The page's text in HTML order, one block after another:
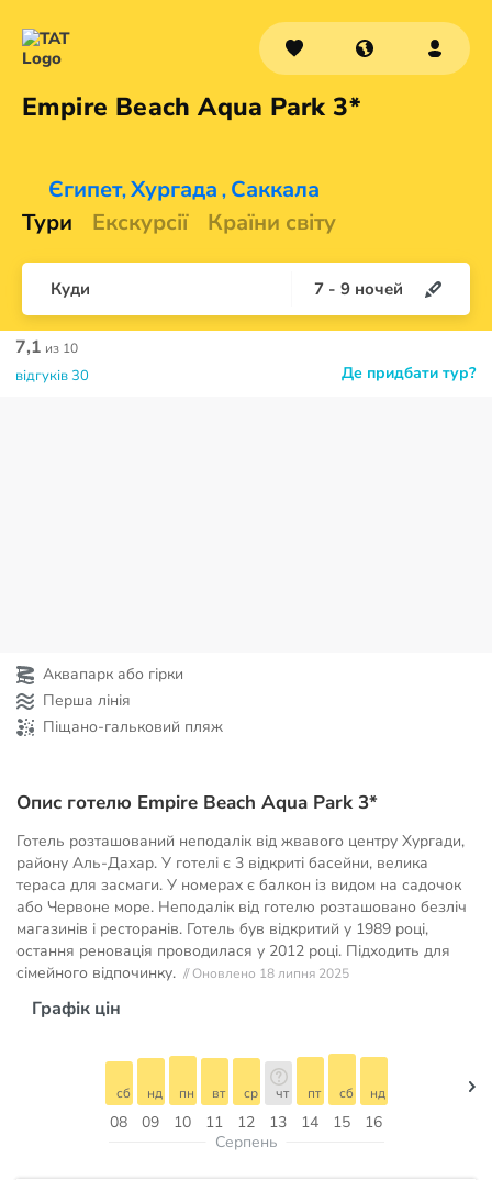
Empire Beach Aqua Park 3*
Єгипет, Хургада , Саккала
Тури
Екскурсії Країни світу
Куди 7 - 9 ночей
Де придбати тур?
7,1 из 10
відгуків 30
Аквапарк або гірки
Перша лінія
Піщано-гальковий пляж
Опис готелю Empire Beach Aqua Park 3*
Готель розташований неподалік від жвавого центру Хургади,
району Аль-Дахар. У готелі є 3 відкриті басейни, велика
тераса для засмаги. У номерах є балкон із видом на садочок
або Червоне море. Неподалік від готелю розташовано безліч
магазинів і ресторанів. Готель був відкритий у 1989 році,
остання реновація проводилася у 2012 році. Підходить для
сімейного відпочинку. // Оновлено 18 липня 2025
Графік цін
08
сб
09
нд
10
пн
11
вт
12
ср
13
чт
14
пт
15
сб
16
нд
Серпень